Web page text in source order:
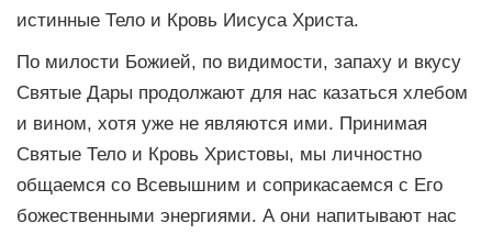
истинные Тело и Кровь Иисуса Христа.
По милости Божией, по видимости, запаху и вкусу
Святые Дары продолжают для нас казаться хлебом
и вином, хотя уже не являются ими. Принимая
Святые Тело и Кровь Христовы, мы личностно
общаемся со Всевышним и соприкасаемся с Его
божественными энергиями. А они напитывают нас